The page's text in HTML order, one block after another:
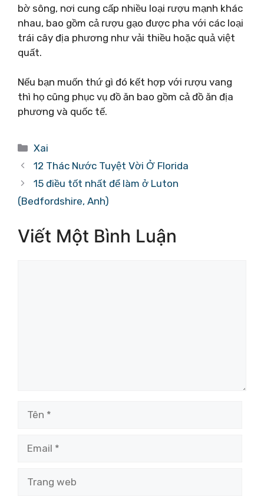
bờ sông, nơi cung cấp nhiều loại rượu mạnh khác
nhau, bao gồm cả rượu gạo được pha với các loại
trái cây địa phương như vải thiều hoặc quả việt
quất.
Nếu bạn muốn thứ gì đó kết hợp với rượu vang
thì họ cũng phục vụ đồ ăn bao gồm cả đồ ăn địa
phương và quốc tế.
Danh
mục
Xai
12 Thác Nước Tuyệt Vời Ở Florida
15 điều tốt nhất để làm ở Luton
(Bedfordshire, Anh)
Viết Một Bình Luận
web